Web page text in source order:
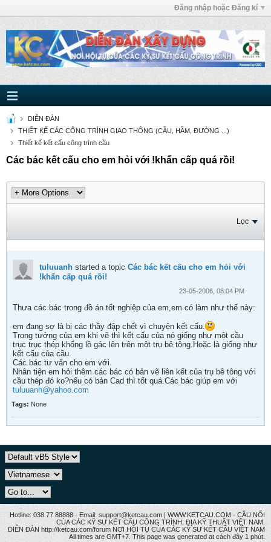
Đăng nhập hoặc Đăng kí
DIỄN ĐÀN
THIẾT KẾ CÁC CÔNG TRÌNH GIAO THÔNG (CẦU, HẦM, ĐƯỜNG ...)
Thiết kế kết cấu công trình cầu
Các bác kết cấu cho em hỏi với !khẩn cấp quá rồi!
Lọc
tuluuanh started a topic Các bác kết cấu cho em hỏi với
!khẩn cấp quá rồi!
23-05-2006, 08:04 PM
Thưa các bác trong đồ án tốt nghiệp của em,em có làm như thế này:
em đang sợ là bị các thầy đập chết vì chuyện kết cấu.
Trong tưởng của em khi vẽ thì kết cấu của nó giống như một cầu
trục trục thép khổng lồ gác lên trên một trụ bê tông.Hoặc là giống như
kết cấu của cầu.
Các bác tư vấn cho em với.
Nhân tiện em hỏi thêm các bác có bản vẽ liên kết của trụ bê tông với
cầu thép đó ko?nếu có bản Cad thì tốt quá.Các bác giúp em với
tuluuanh@yahoo.com
Tags: None
Hotline: 038.77 88888 - Email: support@ketcau.com | WWW.KETCAU.COM - CẦU NỐI
CỦA CÁC KỸ SƯ KẾT CẤU CÔNG TRÌNH, ĐỊA KỸ THUẬT VIỆT NAM.
DIỄN ĐÀN http://ketcau.com/forum NƠI HỘI TỤ CỦA CÁC KỸ SƯ KẾT CÂU VIỆT NAM
All times are GMT+7. This page was generated at cách đây 1 phút.